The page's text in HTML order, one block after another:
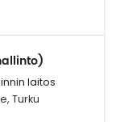
laitos
Turku